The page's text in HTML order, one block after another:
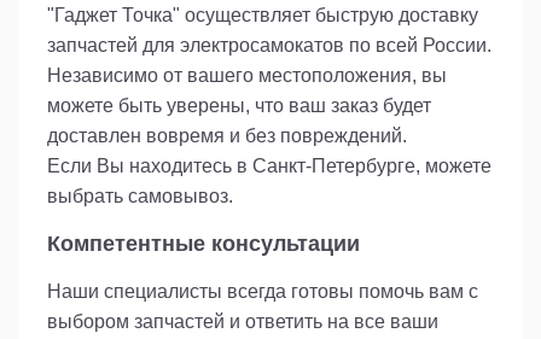
"Гаджет Точка" осуществляет быструю доставку
запчастей для электросамокатов по всей России.
Независимо от вашего местоположения, вы
можете быть уверены, что ваш заказ будет
доставлен вовремя и без повреждений.
Если Вы находитесь в Санкт-Петербурге, можете
выбрать самовывоз.
Компетентные консультации
Наши специалисты всегда готовы помочь вам с
выбором запчастей и ответить на все ваши